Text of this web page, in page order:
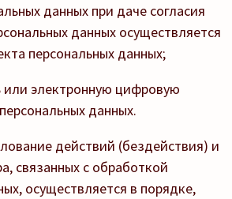
данных при даче согласия
данных осуществляется
персональных данных;
электронную цифровую
данных.
действий (бездействия) и
связанных с обработкой
осуществляется в порядке,